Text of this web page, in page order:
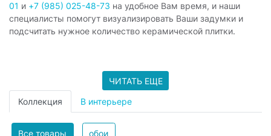
01 и +7 (985) 025-48-73 на удобное Вам время, и наши
специалисты помогут визуализировать Ваши задумки и
подсчитать нужное количество керамической плитки.
ЧИТАТЬ ЕЩЕ
Коллекция В интерьере
Все товары обои